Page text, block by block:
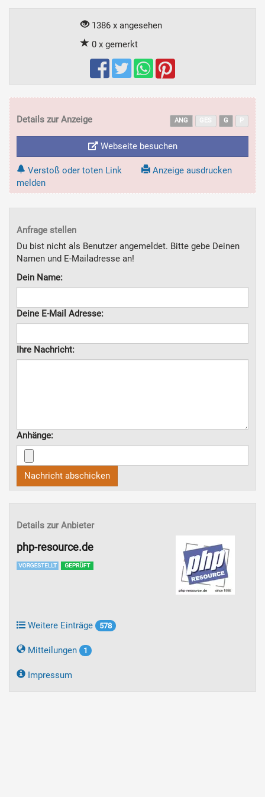
1386 x angesehen
0 x gemerkt
Details zur Anzeige ANG G
Webseite besuchen
Verstoß oder toten Link
melden
Anzeige ausdrucken
Anfrage stellen
Du bist nicht als Benutzer angemeldet. Bitte gebe Deinen
Namen und E-Mailadresse an!
Dein Name:
Deine E-Mail Adresse:
Ihre Nachricht:
Anhänge:
Nachricht abschicken
Details zur Anbieter
php-resource.de
Weitere Einträge 578
Mitteilungen 1
Impressum